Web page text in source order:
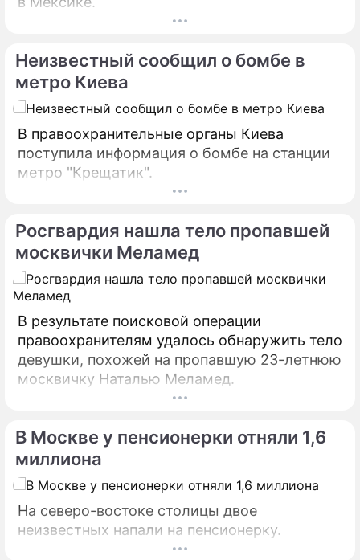
Неизвестный сообщил о бомбе в
метро Киева
В правоохранительные органы Киева
поступила информация о бомбе на станции
метро "Крещатик".
Росгвардия нашла тело пропавшей
москвички Меламед
В результате поисковой операции
правоохранителям удалось обнаружить тело
девушки, похожей на пропавшую 23-летнюю
москвичку Наталью Меламед.
В Москве у пенсионерки отняли 1,6
миллиона
На северо-востоке столицы двое
неизвестных напали на пенсионерку.